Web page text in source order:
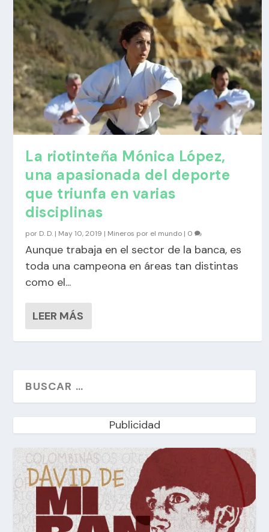
La riotinteña Mónica López,
una apasionada del deporte
que triunfa en varias
disciplinas
por D. D. | May 10, 2019 | Mineros por el mundo | 0
Aunque trabaja en el sector de la banca, es
toda una campeona en áreas tan distintas
como el...
LEER MÁS
Publicidad